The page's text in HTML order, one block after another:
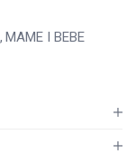
MAME I BEBE